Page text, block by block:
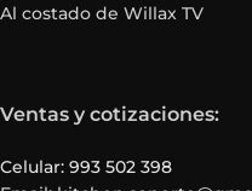
Al costado de Willax TV
Ventas y cotizaciones:
Celular: 993 502 398